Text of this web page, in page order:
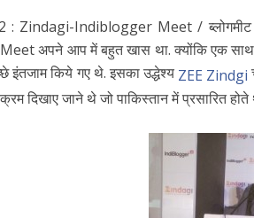
Zindagi-Indiblogger Meet / ब्लोगमीट
अपने आप में बहुत खास था. क्योंकि एक साथ
इंतजाम किये गए थे. इसका उद्धेश्य ZEE Zindgi
दिखाए जाने थे जो पाकिस्तान में प्रसारित